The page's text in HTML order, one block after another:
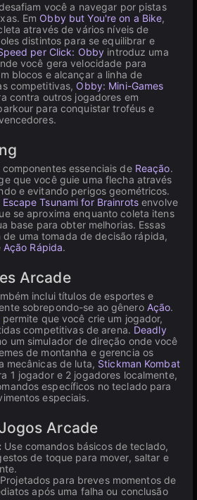
você a navegar por pistas
Em Obby but You're on a Bike,
através de vários níveis de
distintos para se equilibrar e
per Click: Obby introduz uma
você gera velocidade para
blocos e alcançar a linha de
competitivas, Obby: Mini-Games
contra outros jogadores em
para conquistar troféus e
essenciais de Reação.
que você guie uma flecha através
e evitando perigos geométricos.
Escape Tsunami for Brainrotsenvolve
se aproxima enquanto coleta itens
base para obter melhorias. Essas
uma tomada de decisão rápida,
Ação Rápida.
Arcade
inclui títulos de esportes e
sobrepondo-se ao gênero Ação.
permite que você crie um jogador,
competitivas de arena. Deadly
um simulador de direção onde você
de montanha e gerencia os
mecânicas de luta, Stickman Kombat
1 jogador e 2 jogadores localmente,
específicos no teclado para
especiais.
Arcade
Use comandos básicos de teclado,
de toque para mover, saltar e
Projetados para breves momentos de
após uma falha ou conclusão